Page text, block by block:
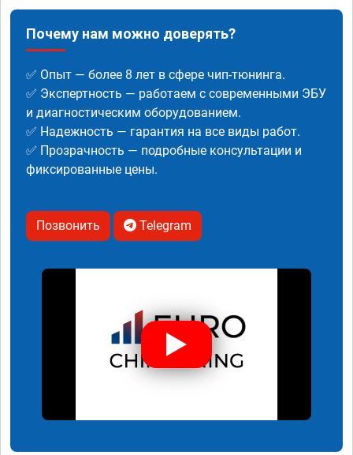
Почему нам можно доверять?
✅ Опыт — более 8 лет в сфере чип-тюнинга.
✅ Экспертность — работаем с современными ЭБУ
и диагностическим оборудованием.
✅ Надежность — гарантия на все виды работ.
✅ Прозрачность — подробные консультации и
фиксированные цены.
Позвонить Telegram